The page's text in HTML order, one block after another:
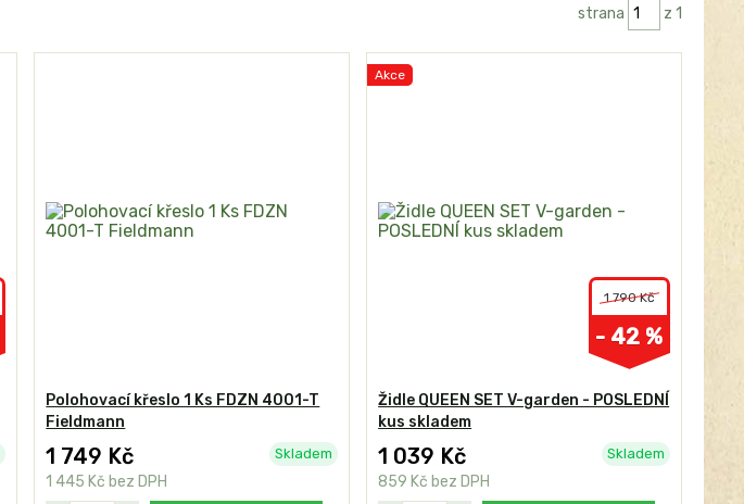
strana z 1
Polohovací křeslo 1 Ks FDZN 4001-T
Fieldmann
1 749 Kč
1 445 Kč bez DPH
Skladem
Akce
1 790 Kč
- 42 %
Židle QUEEN SET V-garden - POSLEDNÍ
kus skladem
1 039 Kč
859 Kč bez DPH
Skladem